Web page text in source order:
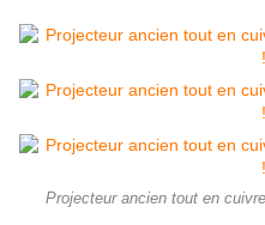
Projecteur ancien tout en